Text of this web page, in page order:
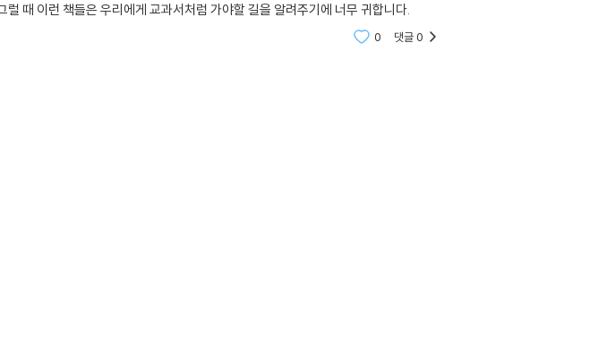
때 이런 책들은 우리에게 교과서처럼 가야할 길을 알려주기에 너무 귀합니다.
0 댓글0